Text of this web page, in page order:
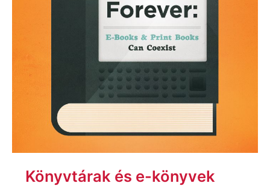
Könyvtárak és e-könyvek